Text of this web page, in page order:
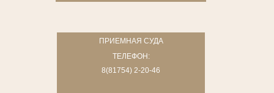
ПРИЕМНАЯ СУДА
ТЕЛЕФОН:
8(81754) 2-20-46